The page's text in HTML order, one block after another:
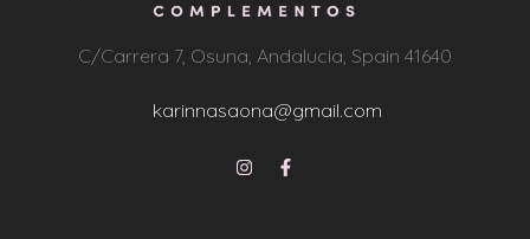
C/Carrera 7, Osuna, Andalucia, Spain 41640
karinnasaona@gmail.com